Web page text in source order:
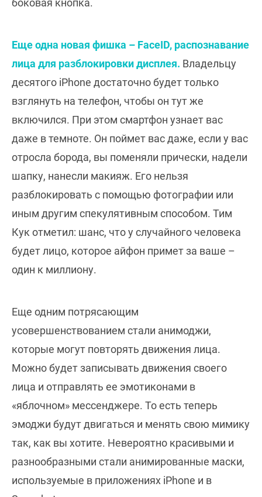
Еще одна новая фишка – FaceID, распознавание
лица для разблокировки дисплея. Владельцу
десятого iPhone достаточно будет только
взглянуть на телефон, чтобы он тут же
включился. При этом смартфон узнает вас
даже в темноте. Он поймет вас даже, если у вас
отросла борода, вы поменяли прически, надели
шапку, нанесли макияж. Его нельзя
разблокировать с помощью фотографии или
иным другим спекулятивным способом. Тим
Кук отметил: шанс, что у случайного человека
будет лицо, которое айфон примет за ваше –
один к миллиону.
Еще одним потрясающим
усовершенствованием стали анимоджи,
которые могут повторять движения лица.
Можно будет записывать движения своего
лица и отправлять ее эмотиконами в
«яблочном» мессенджере. То есть теперь
эмоджи будут двигаться и менять свою мимику
так, как вы хотите. Невероятно красивыми и
разнообразными стали анимированные маски,
используемые в приложениях iPhone и в